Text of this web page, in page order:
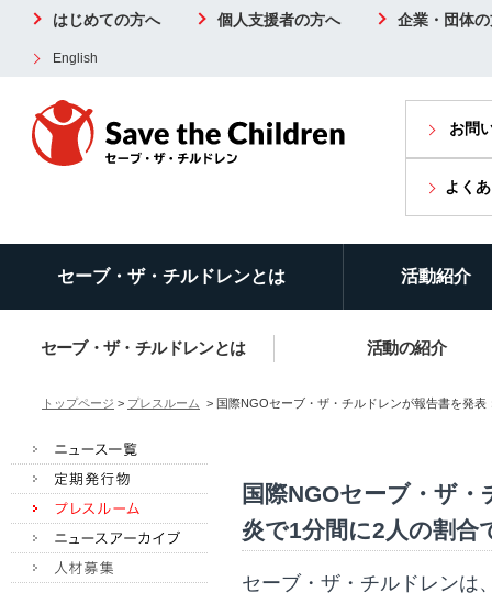
はじめての方へ 個人支援者の方へ 企業・団体
English
お問
よく
セーブ・ザ・チルドレンとは 活動紹介
セーブ・ザ・チルドレンとは 活動の紹介
トップページ > プレスルーム > 国際NGOセーブ・ザ・チルドレンが報告書を発
国際NGOセーブ・ザ
炎で1分間に2人の割合
セーブ・ザ・チルドレンは